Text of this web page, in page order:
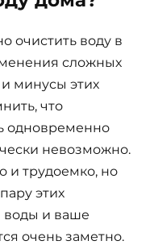
очистить воду в
сложных
минусы этих
что
одновременно
невозможно.
и трудоемко, но
этих
воды и ваше
очень заметно.